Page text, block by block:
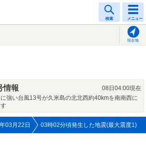
検索 メニュー
現在地
情報
08日04:00現在
強い台風13号が久米島の北北西約40kmを南南西に
03月22日 03時02分頃発生した地震(最大震度1)